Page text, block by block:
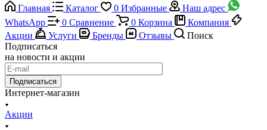
Главная
Каталог 0 Избранные
Наш адрес
WhatsApp
0 Сравнение 0 Корзина
Компания
Акции
Услуги Бренды Отзывы
Поиск
Подписаться
на новости и акции
Подписаться
Интернет-магазин
Акции